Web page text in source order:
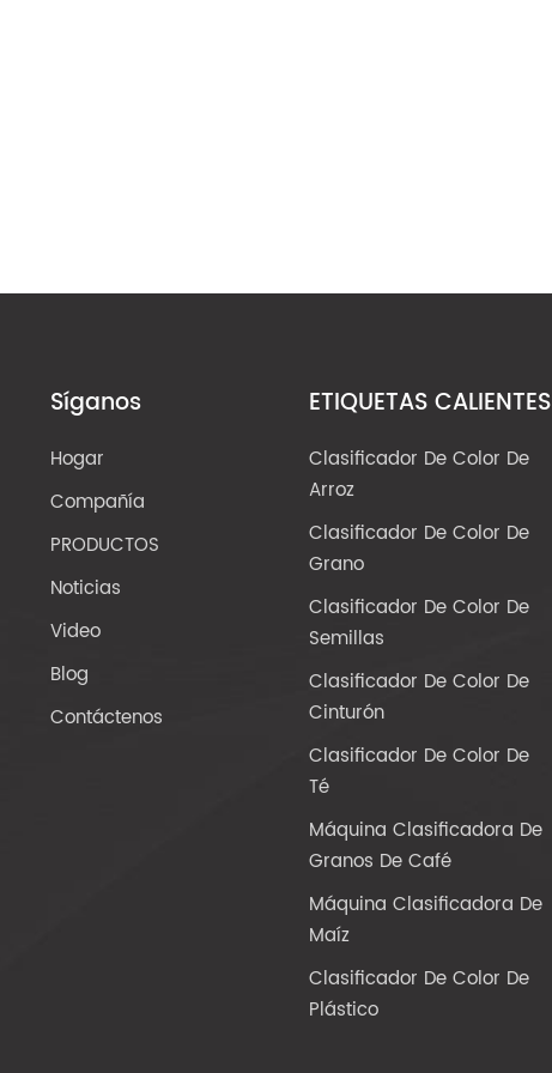
Síganos
Hogar
Compañía
PRODUCTOS
Noticias
Video
Blog
Contáctenos
ETIQUETAS CALIENTES
Clasificador De Color De
Arroz
Clasificador De Color De
Grano
Clasificador De Color De
Semillas
Clasificador De Color De
Cinturón
Clasificador De Color De
Té
Máquina Clasificadora De
Granos De Café
Máquina Clasificadora De
Maíz
Clasificador De Color De
Plástico